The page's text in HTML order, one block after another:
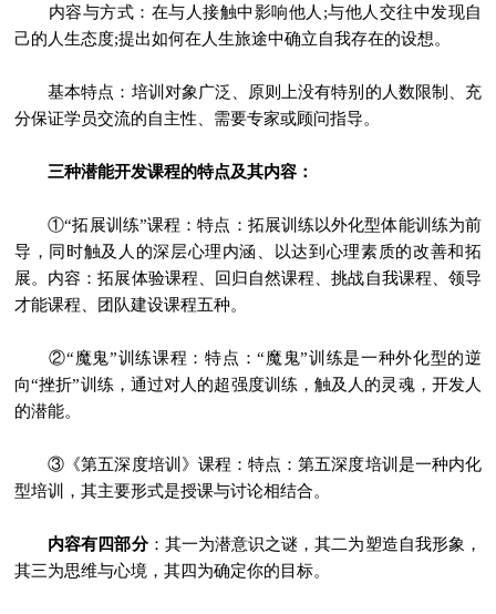
内容与方式：在与人接触中影响他人;与他人交往中发现自
己的人生态度;提出如何在人生旅途中确立自我存在的设想。
基本特点：培训对象广泛、原则上没有特别的人数限制、充
分保证学员交流的自主性、需要专家或顾问指导。
三种潜能开发课程的特点及其内容：
①“拓展训练”课程：特点：拓展训练以外化型体能训练为前
导，同时触及人的深层心理内涵、以达到心理素质的改善和拓
展。内容：拓展体验课程、回归自然课程、挑战自我课程、领导
才能课程、团队建设课程五种。
②“魔鬼”训练课程：特点：“魔鬼”训练是一种外化型的逆
向“挫折”训练，通过对人的超强度训练，触及人的灵魂，开发人
的潜能。
③《第五深度培训》课程：特点：第五深度培训是一种内化
型培训，其主要形式是授课与讨论相结合。
内容有四部分：其一为潜意识之谜，其二为塑造自我形象，
其三为思维与心境，其四为确定你的目标。